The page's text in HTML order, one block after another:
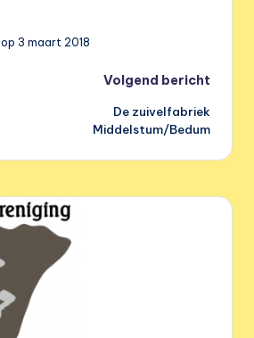
3 maart 2018
Volgend bericht
De zuivelfabriek
Middelstum/Bedum